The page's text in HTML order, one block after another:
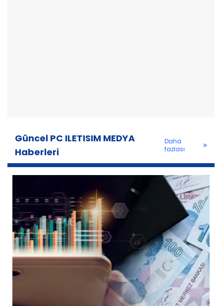
Güncel PC ILETISIM MEDYA
Haberleri
Daha
fazlası